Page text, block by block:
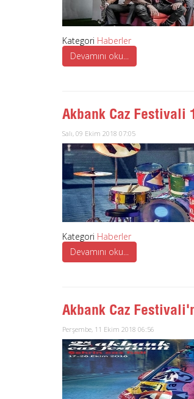
Kategori Haberler
Devamını oku...
Akbank Caz Festivali
Salı, 09 Ekim 2018 07:05
Kategori Haberler
Devamını oku...
Akbank Caz
Perşembe, 11 Ekim 2018 06:56